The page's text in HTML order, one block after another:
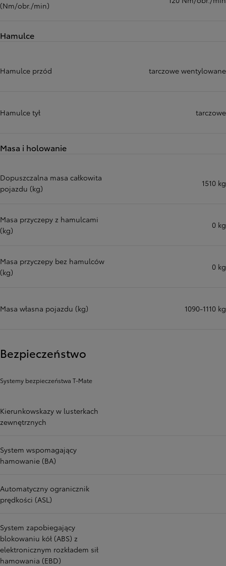
(Nm/obr./min)
Hamulce
Hamulce przód tarczowe wentylowane
Hamulce tył tarczowe
Masa i holowanie
Dopuszczalna masa całkowita
pojazdu (kg)
1510 kg
Masa przyczepy z hamulcami
(kg)
0 kg
Masa przyczepy bez hamulców
(kg)
0 kg
Masa własna pojazdu (kg) 1090-1110 kg
Bezpieczeństwo
Systemy bezpieczeństwa T-Mate
Kierunkowskazy w lusterkach
zewnętrznych
System wspomagający
hamowanie (BA)
Automatyczny ogranicznik
prędkości (ASL)
System zapobiegający
blokowaniu kół (ABS) z
elektronicznym rozkładem sił
hamowania (EBD)